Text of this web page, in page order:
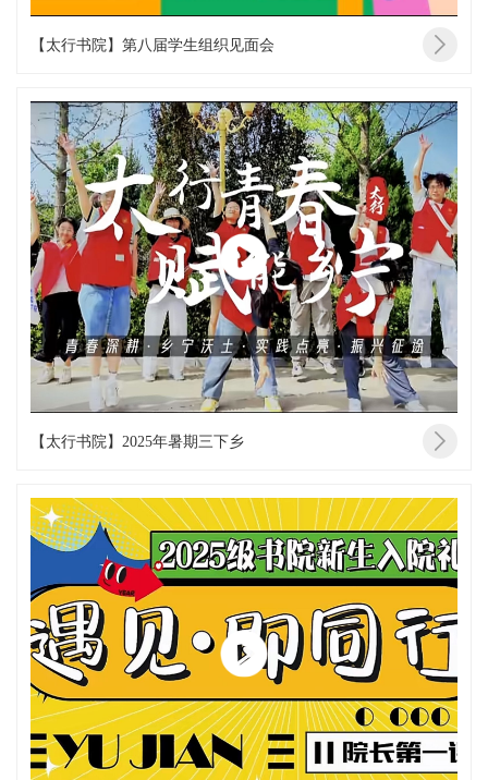
【太行书院】第八届学生组织见面会
【太行书院】2025年暑期三下乡